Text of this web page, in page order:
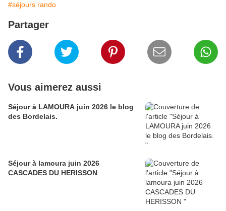
#séjours rando
Partager
Vous aimerez aussi
Séjour à LAMOURA juin 2026 le blog
des Bordelais.
Séjour à lamoura juin 2026
CASCADES DU HERISSON